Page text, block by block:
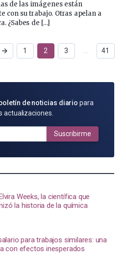
de las imágenes están
con su trabajo. Otras apelan a
¿Sabes de […]
1 2 3 41
de noticias diario para
actualizaciones.
Suscribirme
Weeks, la científica que
la historia de la química
para trabajos similares: una
con efectos inesperados